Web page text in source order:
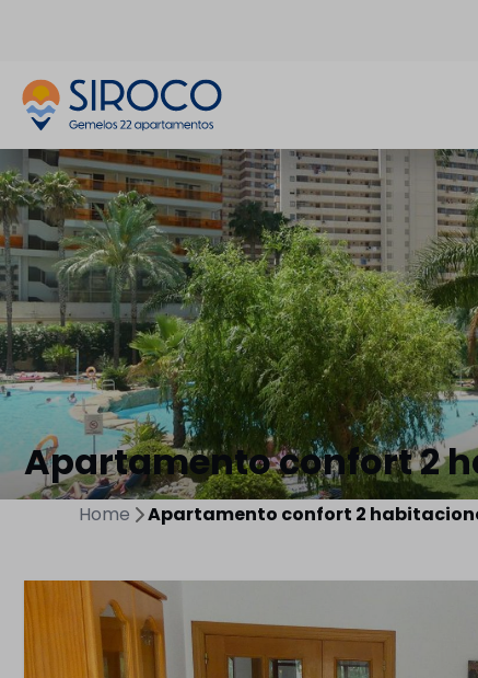
Apartamento confort 2
Home Apartamento confort 2